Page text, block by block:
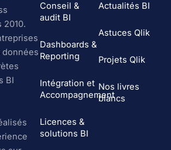
2010.
données
BI
Conseil &
audit BI
Dashboards &
Reporting
Intégration et
Accompagnement
Licences &
solutions BI
Actualités BI
Astuces Qlik
Projets Qlik
Nos livres
blancs